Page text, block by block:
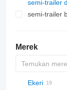
semi-trailer
semi-trailer
Merek
AS
TSAA
BPO
CSD
OPL
TXA
Ekeri